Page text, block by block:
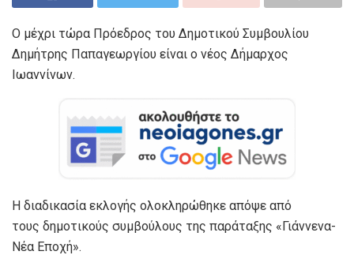
Ο μέχρι τώρα Πρόεδρος του Δημοτικού Συμβουλίου
Δημήτρης Παπαγεωργίου είναι ο νέος Δήμαρχος
Ιωαννίνων.
Η διαδικασία εκλογής ολοκληρώθηκε απόψε από
τους δημοτικούς συμβούλους της παράταξης «Γιάννενα-
Νέα Εποχή».